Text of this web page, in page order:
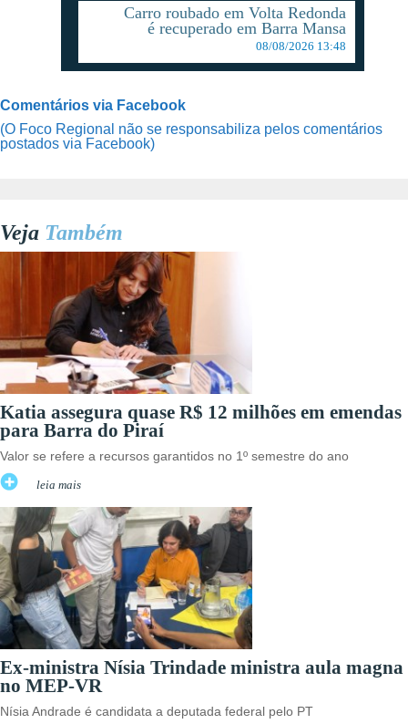
Carro roubado em Volta Redonda
é recuperado em Barra Mansa
08/08/2026 13:48
Comentários via Facebook
(O Foco Regional não se responsabiliza pelos comentários
postados via Facebook)
Veja Também
Katia assegura quase R$ 12 milhões em emendas
para Barra do Piraí
Valor se refere a recursos garantidos no 1º semestre do ano
leia mais
Ex-ministra Nísia Trindade ministra aula magna
no MEP-VR
Nísia Andrade é candidata a deputada federal pelo PT